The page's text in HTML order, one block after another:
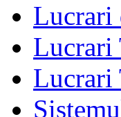
Lucrari
Lucrari
Lucrari